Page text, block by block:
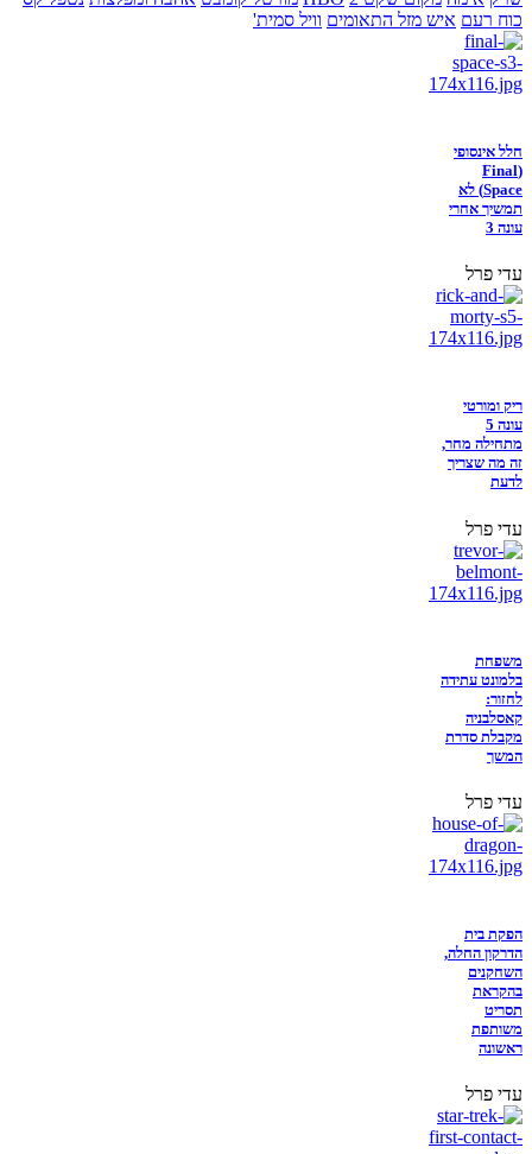
כוח רעם איש מזל התאומים וויל סמית'
חלל אינסופי
(Final
Space) לא
תמשיך אחרי
עונה 3
עדי פרל
ריק ומורטי
עונה 5
מתחילה מחר,
זה מה שצריך
לדעת
עדי פרל
משפחת
בלמונט עתידה
לחזור:
קאסלבניה
מקבלת סדרת
המשך
עדי פרל
הפקת בית
הדרקון החלה,
השחקנים
בהקראת
תסריט
משותפת
ראשונה
עדי פרל